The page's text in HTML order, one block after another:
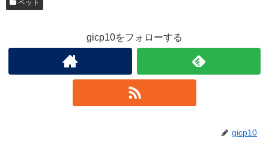
ペット
gicp10をフォローする
gicp10